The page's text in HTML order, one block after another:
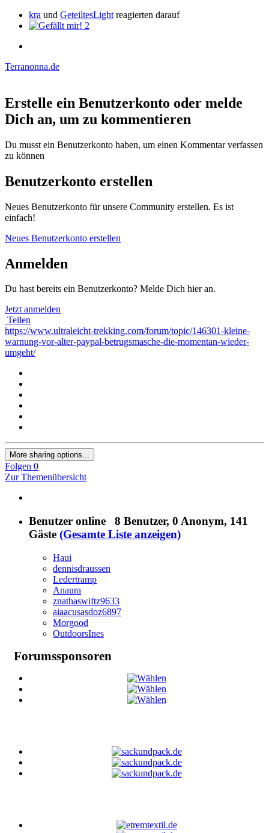
kra und GeteiltesLight reagierten darauf
2
Terranonna.de
Erstelle ein Benutzerkonto oder melde
Dich an, um zu kommentieren
Du musst ein Benutzerkonto haben, um einen Kommentar verfassen
zu können
Benutzerkonto erstellen
Neues Benutzerkonto für unsere Community erstellen. Es ist
einfach!
Neues Benutzerkonto erstellen
Anmelden
Du hast bereits ein Benutzerkonto? Melde Dich hier an.
Jetzt anmelden
Teilen
https://www.ultraleicht-trekking.com/forum/topic/146301-kleine-
warnung-vor-alter-paypal-betrugsmasche-die-momentan-wieder-
umgeht/
More sharing options...
Folgen 0
Zur Themenübersicht
Benutzer online 8 Benutzer, 0 Anonym, 141
Gäste (Gesamte Liste anzeigen)
Haui
dennisdraussen
Ledertramp
Anaura
znathaswiftz9633
aiaacusasdoz6897
Morgood
OutdoorsInes
Forumssponsoren